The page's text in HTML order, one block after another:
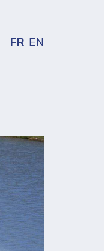
FR EN